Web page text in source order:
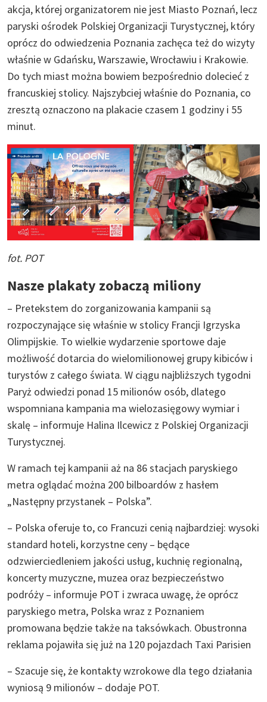
akcja, której organizatorem nie jest Miasto Poznań, lecz
paryski ośrodek Polskiej Organizacji Turystycznej, który
oprócz do odwiedzenia Poznania zachęca też do wizyty
właśnie w Gdańsku, Warszawie, Wrocławiu i Krakowie.
Do tych miast można bowiem bezpośrednio dolecieć z
francuskiej stolicy. Najszybciej właśnie do Poznania, co
zresztą oznaczono na plakacie czasem 1 godziny i 55
minut.
fot. POT
Nasze plakaty zobaczą miliony
– Pretekstem do zorganizowania kampanii są
rozpoczynające się właśnie w stolicy Francji Igrzyska
Olimpijskie. To wielkie wydarzenie sportowe daje
możliwość dotarcia do wielomilionowej grupy kibiców i
turystów z całego świata. W ciągu najbliższych tygodni
Paryż odwiedzi ponad 15 milionów osób, dlatego
wspomniana kampania ma wielozasięgowy wymiar i
skalę – informuje Halina Ilcewicz z Polskiej Organizacji
Turystycznej.
W ramach tej kampanii aż na 86 stacjach paryskiego
metra oglądać można 200 bilboardów z hasłem
„Następny przystanek – Polska”.
– Polska oferuje to, co Francuzi cenią najbardziej: wysoki
standard hoteli, korzystne ceny – będące
odzwierciedleniem jakości usług, kuchnię regionalną,
koncerty muzyczne, muzea oraz bezpieczeństwo
podróży – informuje POT i zwraca uwagę, że oprócz
paryskiego metra, Polska wraz z Poznaniem
promowana będzie także na taksówkach. Obustronna
reklama pojawiła się już na 120 pojazdach Taxi Parisien
– Szacuje się, że kontakty wzrokowe dla tego działania
wyniosą 9 milionów – dodaje POT.